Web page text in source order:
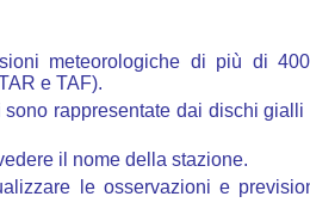
meteorologiche di più di
e TAF).
rappresentate dai dischi gialli
il nome della stazione.
le osservazioni e